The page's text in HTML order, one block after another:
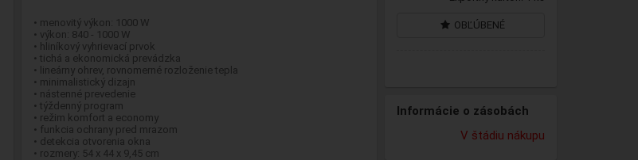
• menovitý výkon: 1000 W
• výkon: 840 - 1000 W
• hliníkový vyhrievací prvok
• tichá a ekonomická prevádzka
• lineárny ohrev, rovnomerné rozloženie tepla
• minimalistický dizajn
• nástenné prevedenie
• týždenný program
• režim komfort a economy
• funkcia ochrany pred mrazom
• detekcia otvorenia okna
• rozmery: 54 x 44 x 9,45 cm
OBĽÚBENÉ
Informácie o zásobách
V štádiu nákupu